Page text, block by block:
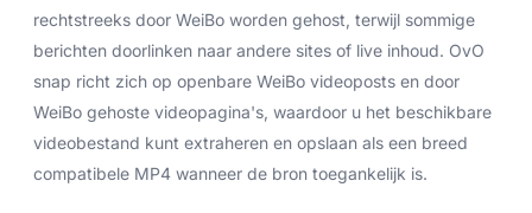
rechtstreeks door WeiBo worden gehost, terwijl sommige
berichten doorlinken naar andere sites of live inhoud. OvO
snap richt zich op openbare WeiBo videoposts en door
WeiBo gehoste videopagina's, waardoor u het beschikbare
videobestand kunt extraheren en opslaan als een breed
compatibele MP4 wanneer de bron toegankelijk is.